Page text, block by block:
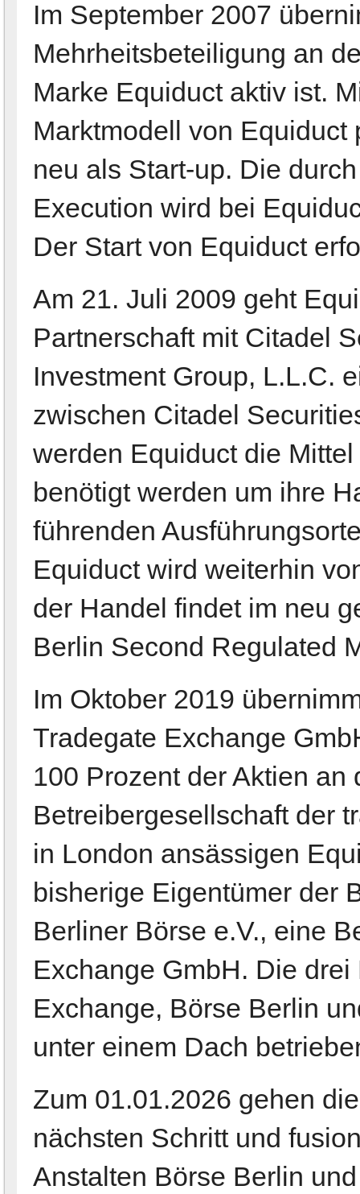
Im September 2007
Mehrheitsbeteiligung an
Marke Equiduct aktiv ist.
Marktmodell von
neu als Start-up. Die
Execution wird bei
Der Start von Equiduct
Am 21. Juli 2009 geht
Partnerschaft mit Citadel
Investment Group, L.L.C.
zwischen Citadel
werden Equiduct die
benötigt werden um ihre
führenden
Equiduct wird weiterhin
der Handel findet im neu
Berlin Second Regulated
Im Oktober 2019
Tradegate Exchange
100 Prozent der Aktien an
Betreibergesellschaft der
in London ansässigen
bisherige Eigentümer der
Berliner Börse e.V., eine
Exchange GmbH. Die
Exchange, Börse Berlin
unter einem Dach
Zum 01.01.2026 gehen
nächsten Schritt und
Anstalten Börse Berlin